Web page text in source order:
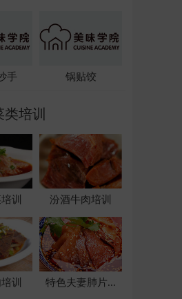
手 锅贴饺
培训
训 汾酒牛肉培训
训 特色夫妻肺片...